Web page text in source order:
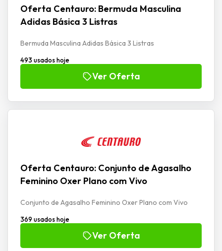
Oferta Centauro: Bermuda Masculina
Adidas Básica 3 Listras
Bermuda Masculina Adidas Básica 3 Listras
493 usados hoje
Ver Oferta
Oferta Centauro: Conjunto de Agasalho
Feminino Oxer Plano com Vivo
Conjunto de Agasalho Feminino Oxer Plano com Vivo
369 usados hoje
Ver Oferta